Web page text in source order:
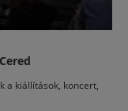
a kiállítások, koncert,